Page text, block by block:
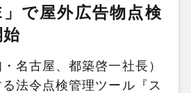
で屋外広告物点検
始
名古屋、都築啓一社長）
法令点検管理ツール『ス